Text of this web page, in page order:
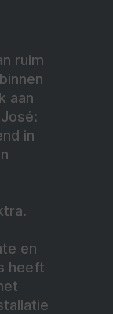
ruim
aan
in
en
heeft